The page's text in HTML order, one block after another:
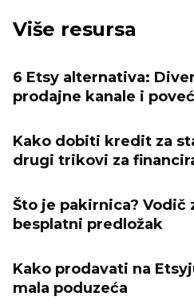
Više resursa
6 Etsy alternativa:
prodajne kanale i
Kako dobiti kredit za
drugi trikovi za
Što je pakirnica? Vodič
besplatni predložak
Kako prodavati na
mala poduzeća